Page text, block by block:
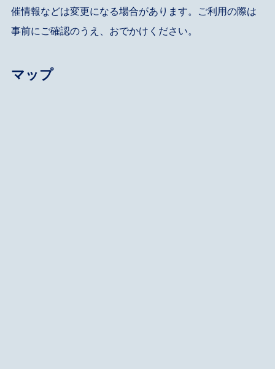
催情報などは変更になる場合があります。ご利用の際は
事前にご確認のうえ、おでかけください。
マップ